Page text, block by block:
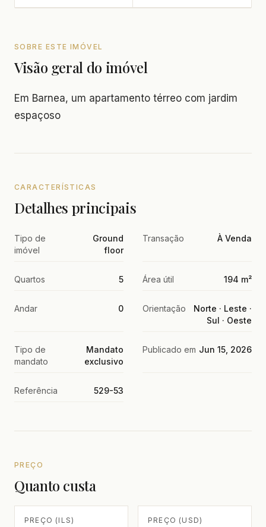
SOBRE ESTE IMÓVEL
Visão geral do imóvel
Em Barnea, um apartamento térreo com jardim
espaçoso
CARACTERÍSTICAS
Detalhes principais
Tipo de
imóvel
Ground
floor
Transação À Venda
Quartos 5 Área útil 194 m²
Andar 0 Orientação
Norte · Leste ·
Sul · Oeste
Tipo de
mandato
Mandato
exclusivo
Publicado em Jun 15, 2026
Referência 529-53
PREÇO
Quanto custa
PREÇO (ILS) PREÇO (USD)